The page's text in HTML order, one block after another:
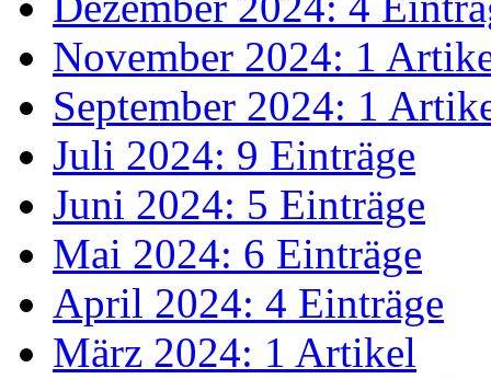
November 2024: 1
September 2024: 1
Juli 2024: 9 Einträge
Juni 2024: 5 Einträge
Mai 2024: 6 Einträge
April 2024: 4 Einträge
März 2024: 1 Artikel